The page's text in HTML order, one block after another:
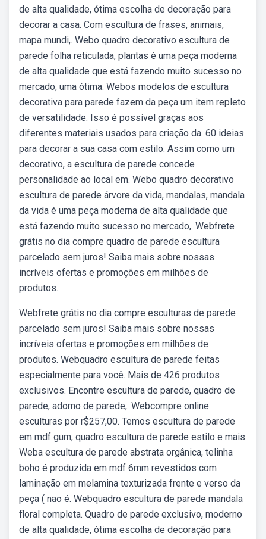
de alta qualidade, ótima escolha de decoração para
decorar a casa. Com escultura de frases, animais,
mapa mundi,. Webo quadro decorativo escultura de
parede folha reticulada, plantas é uma peça moderna
de alta qualidade que está fazendo muito sucesso no
mercado, uma ótima. Webos modelos de escultura
decorativa para parede fazem da peça um item repleto
de versatilidade. Isso é possível graças aos
diferentes materiais usados para criação da. 60 ideias
para decorar a sua casa com estilo. Assim como um
decorativo, a escultura de parede concede
personalidade ao local em. Webo quadro decorativo
escultura de parede árvore da vida, mandalas, mandala
da vida é uma peça moderna de alta qualidade que
está fazendo muito sucesso no mercado,. Webfrete
grátis no dia compre quadro de parede escultura
parcelado sem juros! Saiba mais sobre nossas
incríveis ofertas e promoções em milhões de
produtos.
Webfrete grátis no dia compre esculturas de parede
parcelado sem juros! Saiba mais sobre nossas
incríveis ofertas e promoções em milhões de
produtos. Webquadro escultura de parede feitas
especialmente para você. Mais de 426 produtos
exclusivos. Encontre escultura de parede, quadro de
parede, adorno de parede,. Webcompre online
esculturas por r$257,00. Temos escultura de parede
em mdf gum, quadro escultura de parede estilo e mais.
Weba escultura de parede abstrata orgânica, telinha
boho é produzida em mdf 6mm revestidos com
laminação em melamina texturizada frente e verso da
peça ( nao é. Webquadro escultura de parede mandala
floral completa. Quadro de parede exclusivo, moderno
de alta qualidade, ótima escolha de decoração para